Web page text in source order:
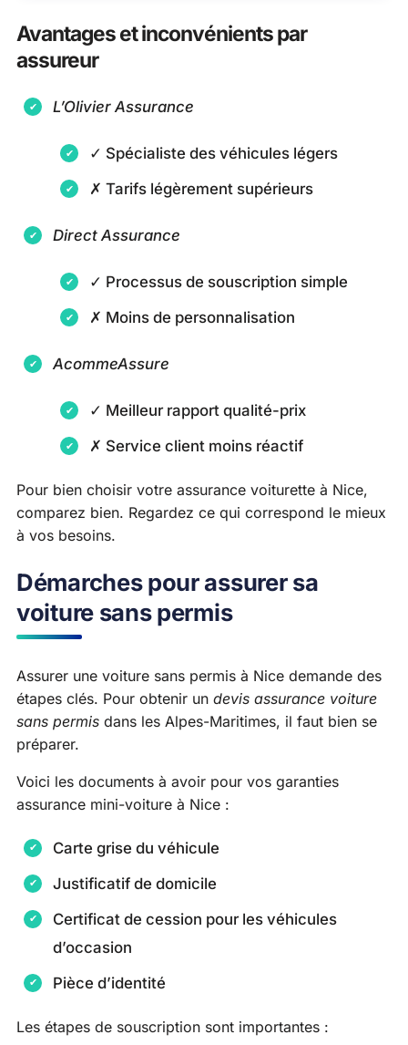
Avantages et inconvénients par
assureur
L’Olivier Assurance
✓ Spécialiste des véhicules légers
✗ Tarifs légèrement supérieurs
Direct Assurance
✓ Processus de souscription simple
✗ Moins de personnalisation
AcommeAssure
✓ Meilleur rapport qualité-prix
✗ Service client moins réactif
Pour bien choisir votre assurance voiturette à Nice,
comparez bien. Regardez ce qui correspond le mieux
à vos besoins.
Démarches pour assurer sa
voiture sans permis
Assurer une voiture sans permis à Nice demande des
étapes clés. Pour obtenir un devis assurance voiture
sans permis dans les Alpes-Maritimes, il faut bien se
préparer.
Voici les documents à avoir pour vos garanties
assurance mini-voiture à Nice :
Carte grise du véhicule
Justificatif de domicile
Certificat de cession pour les véhicules
d’occasion
Pièce d’identité
Les étapes de souscription sont importantes :